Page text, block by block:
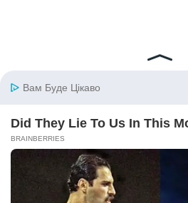
© 2026 iBilingua
Політика конфіденційності та умови
сайтом (Privacy Policy)